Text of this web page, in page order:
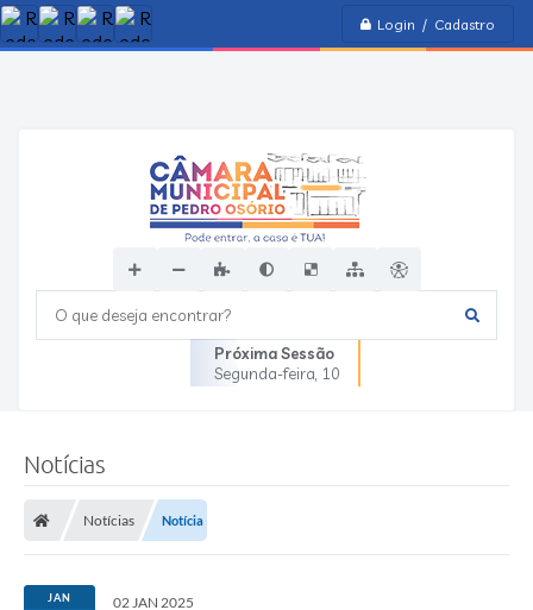
Login / Cadastro
O que deseja encontrar?
Próxima Sessão
Segunda-feira 10
Notícias
Notícias Notícia
JAN 02 JAN 2025